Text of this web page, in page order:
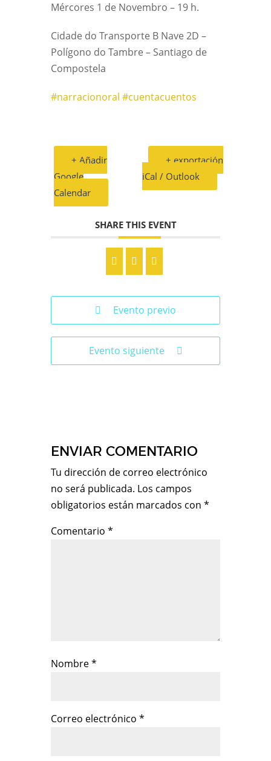
Mércores 1 de Novembro – 19 h.
Cidade do Transporte B Nave 2D –
Polígono do Tambre – Santiago de
Compostela
#narracionoral #cuentacuentos
+ Añadir
Google
Calendar
+ exportación
iCal / Outlook
SHARE THIS EVENT
Evento previo
Evento siguiente
ENVIAR COMENTARIO
Tu dirección de correo electrónico
no será publicada. Los campos
obligatorios están marcados con *
Comentario *
Nombre*
Correo electrónico *